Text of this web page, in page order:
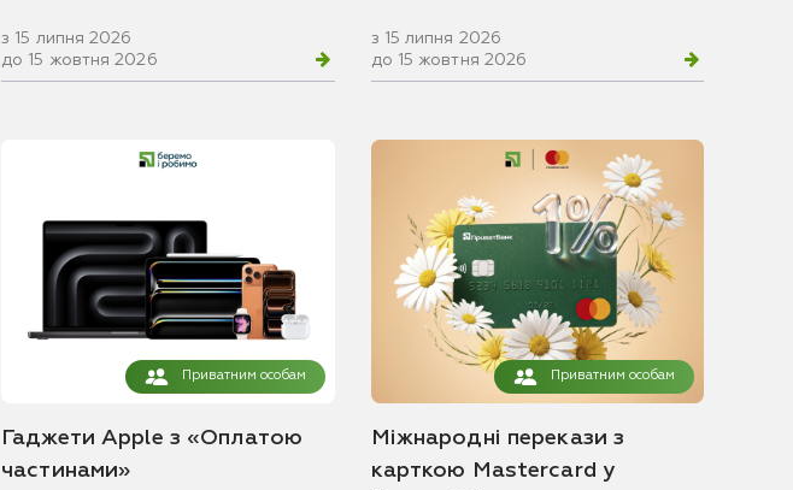
з 15 липня 2026
до 15 жовтня 2026
з 15 липня 2026
до 15 жовтня 2026
Приватним особам
Гаджети Apple з «Оплатою
частинами»
Приватним особам
Міжнародні перекази з
карткою Mastercard у